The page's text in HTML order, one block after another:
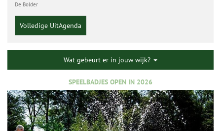
De Bolder
Volledige UitAgenda
Wat gebeurt er in jouw wijk?
SPEELBADJES OPEN IN 2026